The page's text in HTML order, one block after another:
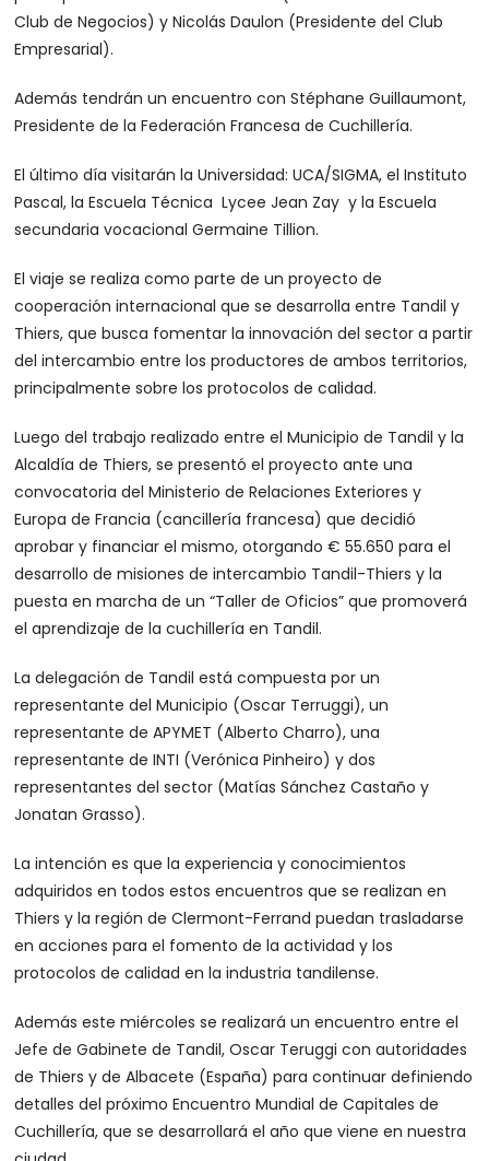
Club de Negocios) y Nicolás Daulon (Presidente del Club
Empresarial).
Además tendrán un encuentro con Stéphane Guillaumont,
Presidente de la Federación Francesa de Cuchillería.
El último día visitarán la Universidad: UCA/SIGMA, el Instituto
Pascal, la Escuela Técnica Lycee Jean Zay y la Escuela
secundaria vocacional Germaine Tillion.
El viaje se realiza como parte de un proyecto de
cooperación internacional que se desarrolla entre Tandil y
Thiers, que busca fomentar la innovación del sector a partir
del intercambio entre los productores de ambos territorios,
principalmente sobre los protocolos de calidad.
Luego del trabajo realizado entre el Municipio de Tandil y la
Alcaldía de Thiers, se presentó el proyecto ante una
convocatoria del Ministerio de Relaciones Exteriores y
Europa de Francia (cancillería francesa) que decidió
aprobar y financiar el mismo, otorgando € 55.650 para el
desarrollo de misiones de intercambio Tandil-Thiers y la
puesta en marcha de un “Taller de Oficios” que promoverá
el aprendizaje de la cuchillería en Tandil.
La delegación de Tandil está compuesta por un
representante del Municipio (Oscar Terruggi), un
representante de APYMET (Alberto Charro), una
representante de INTI (Verónica Pinheiro) y dos
representantes del sector (Matías Sánchez Castaño y
Jonatan Grasso).
La intención es que la experiencia y conocimientos
adquiridos en todos estos encuentros que se realizan en
Thiers y la región de Clermont-Ferrand puedan trasladarse
en acciones para el fomento de la actividad y los
protocolos de calidad en la industria tandilense.
Además este miércoles se realizará un encuentro entre el
Jefe de Gabinete de Tandil, Oscar Teruggi con autoridades
de Thiers y de Albacete (España) para continuar definiendo
detalles del próximo Encuentro Mundial de Capitales de
Cuchillería, que se desarrollará el año que viene en nuestra